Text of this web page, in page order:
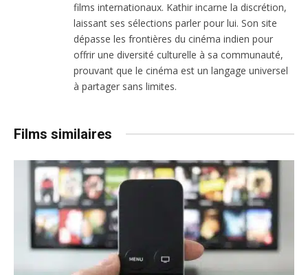
films internationaux. Kathir incarne la discrétion,
laissant ses sélections parler pour lui. Son site
dépasse les frontières du cinéma indien pour
offrir une diversité culturelle à sa communauté,
prouvant que le cinéma est un langage universel
à partager sans limites.
Films similaires